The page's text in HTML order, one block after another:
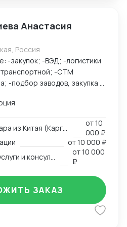
Анастасия
Россия
-закупок; -ВЭД; -логистики
транспортной; -СТМ
-подбор заводов, закупка и
(КАРГО и Белый ввоз)
по сей день: Европа,
СНГ
от10
000 ₽
от10 000 ₽
от10 000
₽
ЗАКАЗ